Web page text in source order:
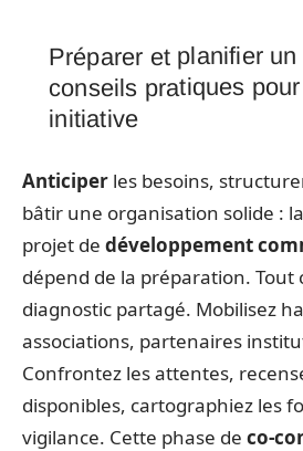
Préparer et planifier un
conseils pratiques
initiative
Anticiper les besoins,
bâtir une organisation solide :
projet de développement
dépend de la préparation. Tout
diagnostic partagé. Mobilisez
associations, partenaires
Confrontez les attentes,
disponibles, cartographiez les
vigilance. Cette phase de co-